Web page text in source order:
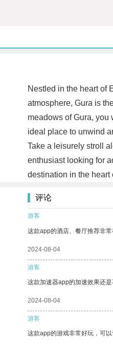
Nestled in the heart of
atmosphere, Gura is
meadows of Gura,
ideal place to unwind
Take a leisurely stroll
enthusiast looking for
destination in the heart
评论
游客
这款app的酒店、餐厅推荐非
2024-08-04
游客
这款加速器app的加速效果还
2024-08-04
游客
这款app的游戏非常好玩，可以